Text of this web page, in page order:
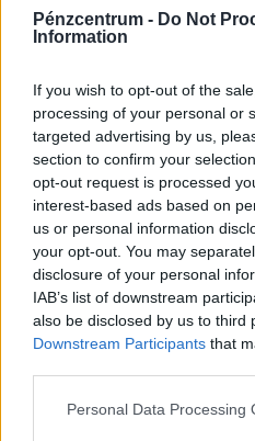
Pénzcentrum - Do Not
Information
If you wish to opt-out of the
processing of your personal or
targeted advertising by us,
section to confirm your
opt-out request is processed
interest-based ads based on
us or personal information
your opt-out. You may
disclosure of your personal
IAB’s list of downstream
also be disclosed by us to third
Downstream Participants that
Personal Data Processing
Újabb komoly csapás
közben atomhatalom
Oroszországba
Oroszország szerdán
mért Kijevre és a főváros
legalább 17 ember életét